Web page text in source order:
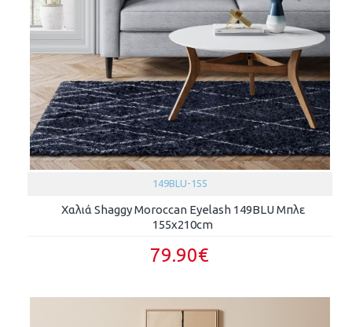
149BLU-155
Χαλιά Shaggy Moroccan Eyelash 149BLU Μπλε
155x210cm
79.90€